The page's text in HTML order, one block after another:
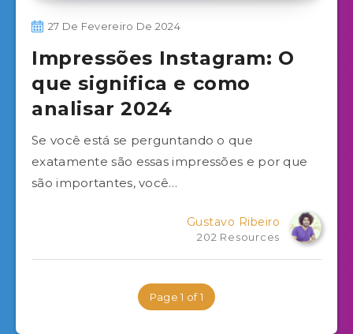
27 De Fevereiro De 2024
Impressões Instagram: O
que significa e como
analisar 2024
Se você está se perguntando o que
exatamente são essas impressões e por que
são importantes, você…
Gustavo Ribeiro
202 Resources
Page 1 of 1